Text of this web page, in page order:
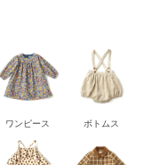
ワンピース ボトムス